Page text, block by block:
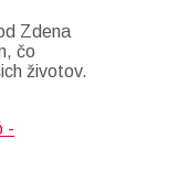
Zdena
čo
životov.